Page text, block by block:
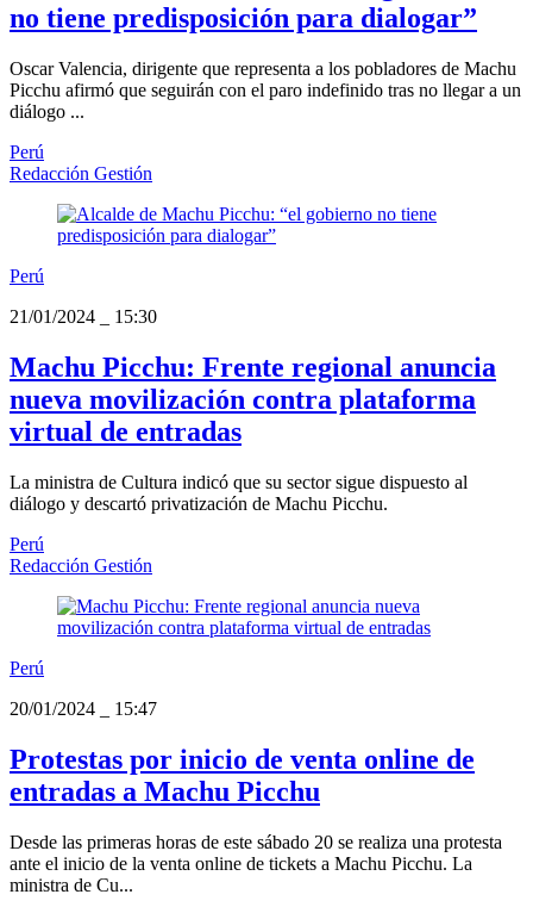
no tiene predisposición para dialogar”
Oscar Valencia, dirigente que representa a los pobladores de Machu
Picchu afirmó que seguirán con el paro indefinido tras no llegar a un
diálogo ...
Perú
Redacción Gestión
Perú
21/01/2024
15:30
Machu Picchu: Frente regional anuncia
nueva movilización contra plataforma
virtual de entradas
La ministra de Cultura indicó que su sector sigue dispuesto al
diálogo y descartó privatización de Machu Picchu.
Perú
Redacción Gestión
Perú
20/01/2024
15:47
Protestas por inicio de venta online de
entradas a Machu Picchu
Desde las primeras horas de este sábado 20 se realiza una protesta
ante el inicio de la venta online de tickets a Machu Picchu. La
ministra de Cu...